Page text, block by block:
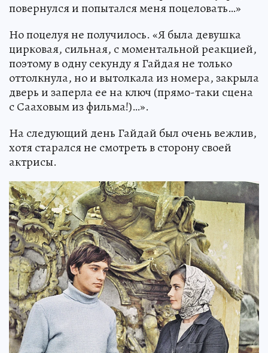
повернулся и попытался меня поцеловать…»
Но поцелуя не получилось. «Я была девушка
цирковая, сильная, с моментальной реакцией,
поэтому в одну секунду я Гайдая не только
оттолкнула, но и вытолкала из номера, закрыла
дверь и заперла ее на ключ (прямо-таки сцена
с Сааховым из фильма!)…».
На следующий день Гайдай был очень вежлив,
хотя старался не смотреть в сторону своей
актрисы.